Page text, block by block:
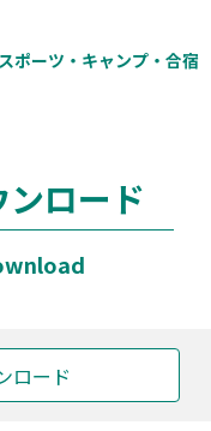
スポーツ・キャンプ・合宿
ロード
ロード